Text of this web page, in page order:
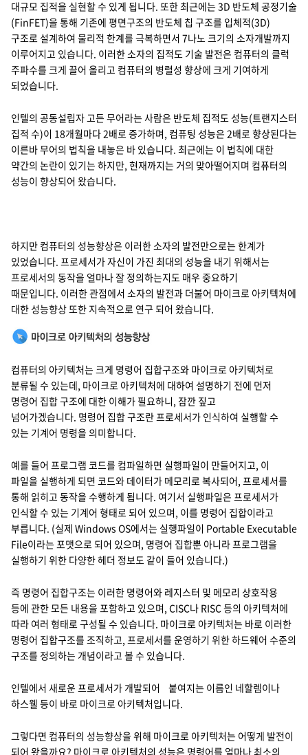
대규모 집적을 실현할 수 있게 됩니다. 또한 최근에는 3D 반도체 공정기술
(FinFET)을 통해 기존에 평면구조의 반도체 칩 구조를 입체적(3D)
구조로 설계하여 물리적 한계를 극복하면서 7나노 크기의 소자개발까지
이루어지고 있습니다. 이러한 소자의 집적도 기술 발전은 컴퓨터의 클럭
주파수를 크게 끌어 올리고 컴퓨터의 병렬성 향상에 크게 기여하게
되었습니다.
인텔의 공동설립자 고든 무어라는 사람은 반도체 집적도 성능(트랜지스터
집적 수)이 18개월마다 2배로 증가하며, 컴퓨팅 성능은 2배로 향상된다는
이른바 무어의 법칙을 내놓은 바 있습니다. 최근에는 이 법칙에 대한
약간의 논란이 있기는 하지만, 현재까지는 거의 맞아떨어지며 컴퓨터의
성능이 향상되어 왔습니다.
하지만 컴퓨터의 성능향상은 이러한 소자의 발전만으로는 한계가
있었습니다. 프로세서가 자신이 가진 최대의 성능을 내기 위해서는
프로세서의 동작을 얼마나 잘 정의하는지도 매우 중요하기
때문입니다. 이러한 관점에서 소자의 발전과 더불어 마이크로 아키텍처에
대한 성능향상 또한 지속적으로 연구 되어 왔습니다.
컴퓨터의 아키텍처는 크게 명령어 집합구조와 마이크로 아키텍처로
분류될 수 있는데, 마이크로 아키텍처에 대하여 설명하기 전에 먼저
명령어 집합 구조에 대한 이해가 필요하니, 잠깐 짚고
넘어가겠습니다. 명령어 집합 구조란 프로세서가 인식하여 실행할 수
있는 기계어 명령을 의미합니다.
예를 들어 프로그램 코드를 컴파일하면 실행파일이 만들어지고, 이
파일을 실행하게 되면 코드와 데이터가 메모리로 복사되어, 프로세서를
통해 읽히고 동작을 수행하게 됩니다. 여기서 실행파일은 프로세서가
인식할 수 있는 기계어 형태로 되어 있으며, 이를 명령어 집합이라고
부릅니다. (실제 Windows OS에서는 실행파일이 Portable Executable
File이라는 포맷으로 되어 있으며, 명령어 집합뿐 아니라 프로그램을
실행하기 위한 다양한 헤더 정보도 같이 들어 있습니다.)
즉 명령어 집합구조는 이러한 명령어와 레지스터 및 메모리 상호작용
등에 관한 모든 내용을 포함하고 있으며, CISC나 RISC 등의 아키텍처에
따라 여러 형태로 구성될 수 있습니다. 마이크로 아키텍처는 바로 이러한
명령어 집합구조를 조직하고, 프로세서를 운영하기 위한 하드웨어 수준의
구조를 정의하는 개념이라고 볼 수 있습니다.
인텔에서 새로운 프로세서가 개발되어 붙여지는 이름인 네할렘이나
하스웰 등이 바로 마이크로 아키텍처입니다.
그렇다면 컴퓨터의 성능향상을 위해 마이크로 아키텍처는 어떻게 발전이
되어 왔을까요? 마이크로 아키텍처의 성능은 명령어를 얼마나 최소의